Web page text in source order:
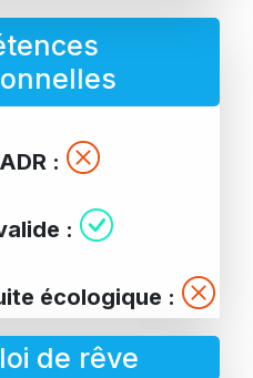
:
:
écologique :
de rêve